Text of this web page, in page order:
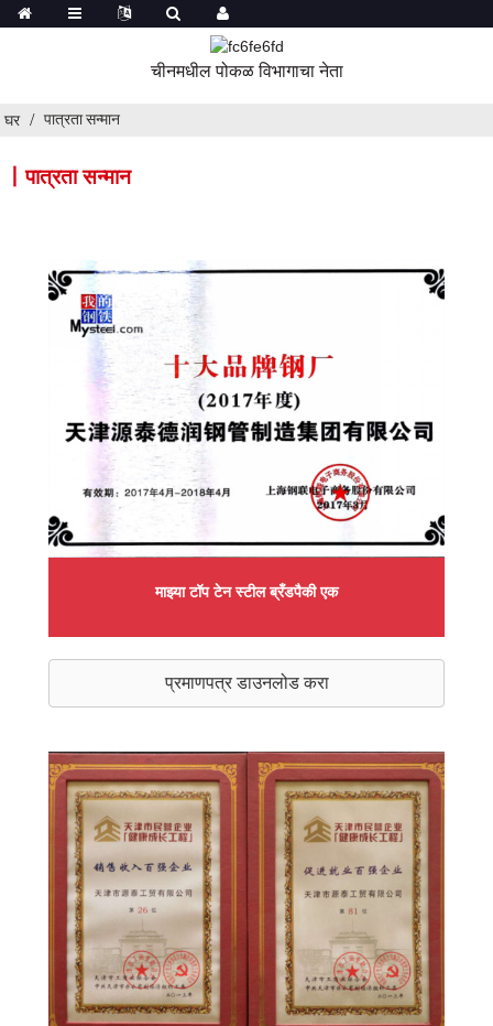
चीनमधील पोकळ विभागाचा नेता
घर पात्रता सन्मान
丨पात्रता सन्मान
माझ्या टॉप टेन स्टील ब्रँडपैकी एक
प्रमाणपत्र डाउनलोड करा